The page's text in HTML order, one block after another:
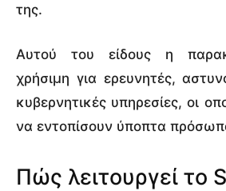
της.
Αυτού του είδους η
χρήσιμη για ερευνητές,
κυβερνητικές υπηρεσίες, οι
να εντοπίσουν ύποπτα
Πώς λειτουργεί το